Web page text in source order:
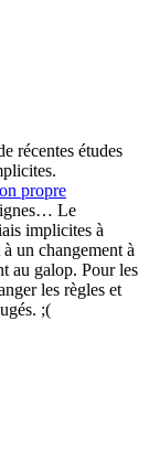
récentes études
propre
Le
implicites à
un changement à
au galop. Pour les
les règles et
;(